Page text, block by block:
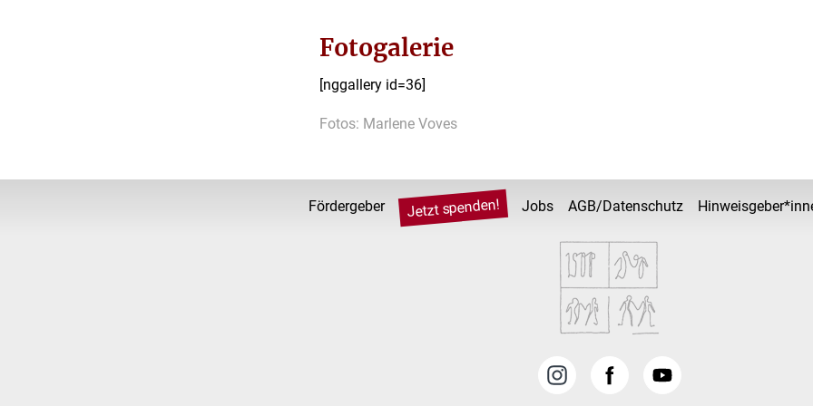
Fotogalerie
[nggallery id=36]
Fotos: Marlene Voves
Fördergeber Jetzt spenden! Jobs AGB/Datenschutz